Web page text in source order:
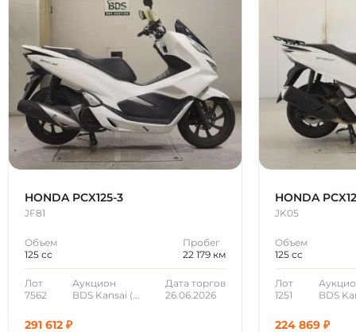
HONDA PCX125-3
JF81
Объем
125 сс
Пробег
22 179 км
Лот
7562
Аукцион
BDS Kansai (...
Дата торгов
26.06.2026
291 612 ₽
HONDA
JK05
Объем
125 сс
Лот
1251
BDS
224 869 ₽